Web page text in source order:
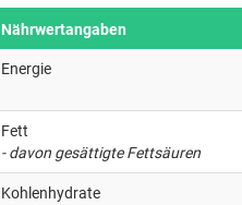
Nährwertangaben
Energie
Fett
- davon gesättigte Fettsäuren
Kohlenhydrate